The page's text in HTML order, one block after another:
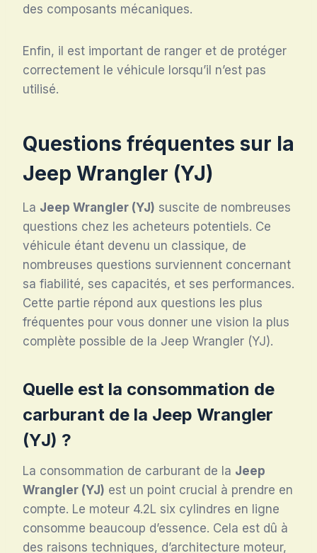
des composants mécaniques.
Enfin, il est important de ranger et de protéger
correctement le véhicule lorsqu’il n’est pas
utilisé.
Questions fréquentes sur la
Jeep Wrangler (YJ)
La Jeep Wrangler (YJ) suscite de nombreuses
questions chez les acheteurs potentiels. Ce
véhicule étant devenu un classique, de
nombreuses questions surviennent concernant
sa fiabilité, ses capacités, et ses performances.
Cette partie répond aux questions les plus
fréquentes pour vous donner une vision la plus
complète possible de la Jeep Wrangler (YJ).
Quelle est la consommation de
carburant de la Jeep Wrangler
(YJ) ?
La consommation de carburant de la Jeep
Wrangler (YJ) est un point crucial à prendre en
compte. Le moteur 4.2L six cylindres en ligne
consomme beaucoup d’essence. Cela est dû à
des raisons techniques, d’architecture moteur,